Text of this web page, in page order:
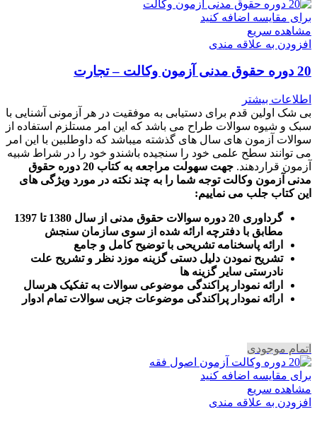
برای مقایسه اضافه کنید
مشاهده سریع
افزودن به علاقه مندی
20 دوره حقوق مدنی آزمون وکالت – تجارت
اطلاعات بیشتر
بی شک اولین قدم برای دستیابی به موفقیت در هر آزمونی آشنایی با
سبک و شیوه سوالات طراح می باشد که این امر مستلزم استفاده از
سوالات آزمون های سال های گذشته میباشد که داوطلبین با این امر
می توانند سطح علمی خود را سنجیده باشندو خود را در شراط شبیه
آزمون قراردهند.
جهت سهولت مراجعه به کتاب 20 دوره حقوق
مدنی آزمون وکالت توجه شما را به چند نکته در مورد ویژگی های
این کتاب جلب می نماییم:
گرداوری 20 دوره سوالات حقوق مدنی از سال 1380 تا 1397
مطابق با دفترچه ارائه شده از سوی سازمان سنجش
ارائه پاسخنامه تشریحی با توضیح کامل و جامع
تشریح نمودن دلیل دستی گزینه موزد نظر و تشریح علت
نادرستی سایر گزینه ها
ارائه نمودار پراکندگی موضوعی سوالات به تفکیک هرسال
رائه نمودار پراکندگی موضوعات جزیی سوالات تمام ادوار
اتمام موجودی
برای مقایسه اضافه کنید
مشاهده سریع
افزودن به علاقه مندی